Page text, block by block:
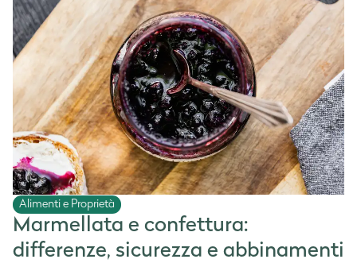
Alimenti e Proprietà
Marmellata e confettura:
differenze, sicurezza e abbinamenti